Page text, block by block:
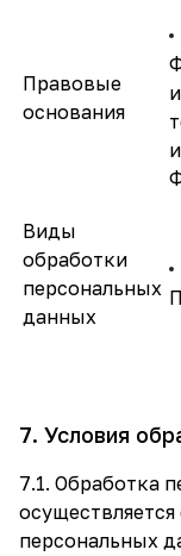
Правовые
основания
Виды
обработки
персональных
данных
7. Условия
7.1. Обработка
осуществляется
персональных